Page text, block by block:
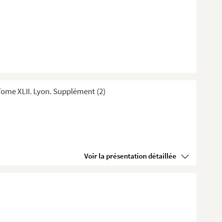
XLII. Lyon. Supplément (2)
Voir la présentation détaillée